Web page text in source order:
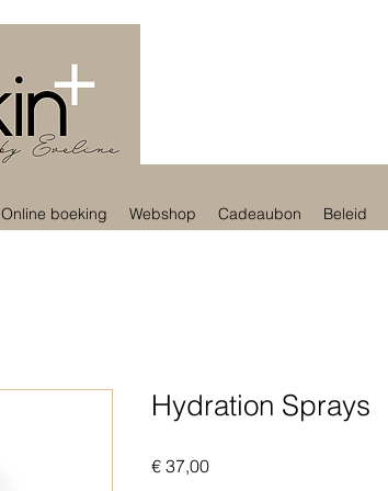
Online boeking Webshop Cadeaubon Beleid
Hydration Sprays
€ 37,00Prijs